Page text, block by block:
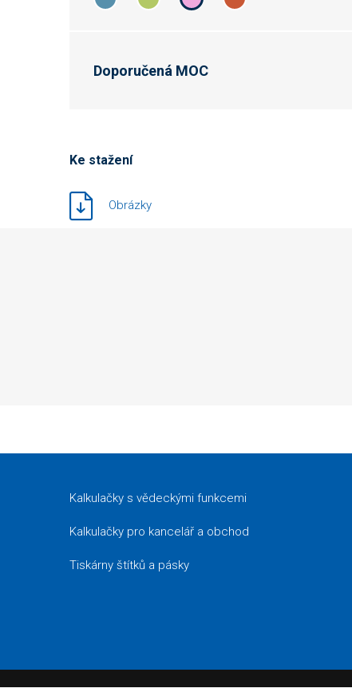
Doporučená MOC
Ke stažení
Obrázky
Kalkulačky s vědeckými funkcemi
Kalkulačky pro kancelář a obchod
Tiskárny štítků a pásky